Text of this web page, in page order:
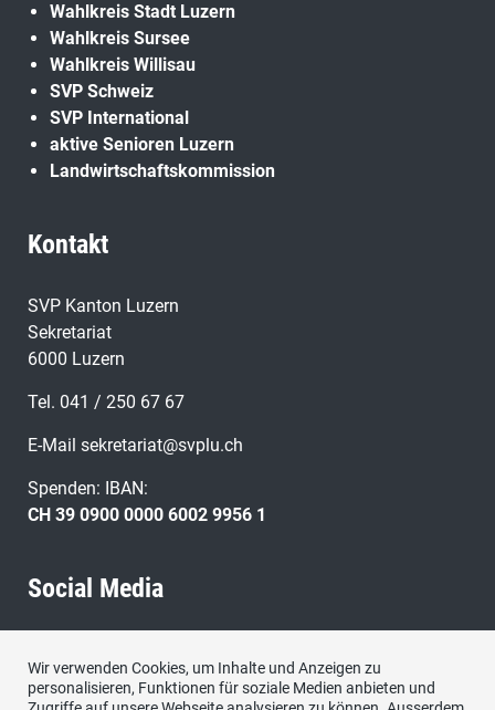
Wahlkreis Stadt Luzern
Wahlkreis Sursee
Wahlkreis Willisau
SVP Schweiz
SVP International
aktive Senioren Luzern
Landwirtschaftskommission
Kontakt
SVP Kanton Luzern
Sekretariat
6000 Luzern
Tel. 041 / 250 67 67
E-Mail sekretariat@svplu.ch
Spenden: IBAN:
CH 39 0900 0000 6002 9956 1
Social Media
Wir verwenden Cookies, um Inhalte und Anzeigen zu
personalisieren, Funktionen für soziale Medien anbieten und